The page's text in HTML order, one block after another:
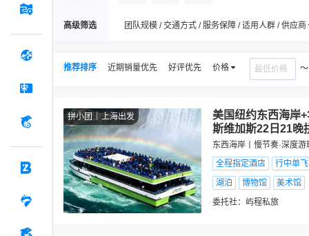
高级筛选 团队规模 / 交通方式 / 服务保障 / 适用人群 / 供应商
推荐排序 近期销量优先 好评优先 价格
拼小团 上海出发
美国纽约东西海岸
斯维加斯22日21晚
东西海岸丨慢节奏·深度
全程指定酒店
行中单飞
湖泊
博物馆
美术馆
委托社： 屿程私旅